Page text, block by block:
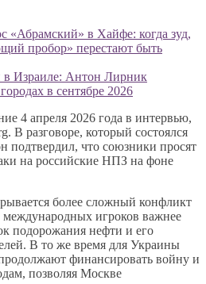
«Абрaмский» в Хайфе: когда зуд,
пробор» перестают быть
в Израиле: Антон Лирник
в сентябре 2026
4 апреля 2026 года в интервью,
В разговоре, который состоялся
подтвердил, что союзники просят
на российские НПЗ на фоне
более сложный конфликт
международных игроков важнее
подорожания нефти и его
В то же время для Украины
финансировать войну и
позволяя Москве